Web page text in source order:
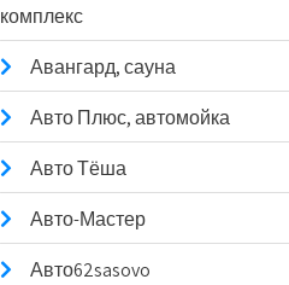
комплекс
Авангард, сауна
Авто Плюс, автомойка
Авто Тёша
Авто-Мастер
Авто62sasovo